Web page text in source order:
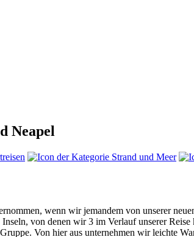
Neapel
wenn wir jemandem von unserer
von denen wir 3 im Verlauf unserer
Von hier aus unternehmen wir leichte